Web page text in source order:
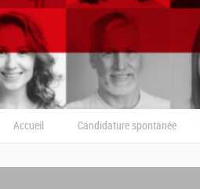
Accueil Candidature spontanée